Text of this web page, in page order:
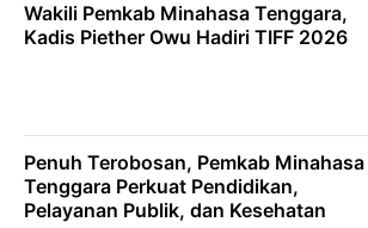
Wakili Pemkab Minahasa Tenggara,
Kadis Piether Owu Hadiri TIFF 2026
Penuh Terobosan, Pemkab Minahasa
Tenggara Perkuat Pendidikan,
Pelayanan Publik, dan Kesehatan